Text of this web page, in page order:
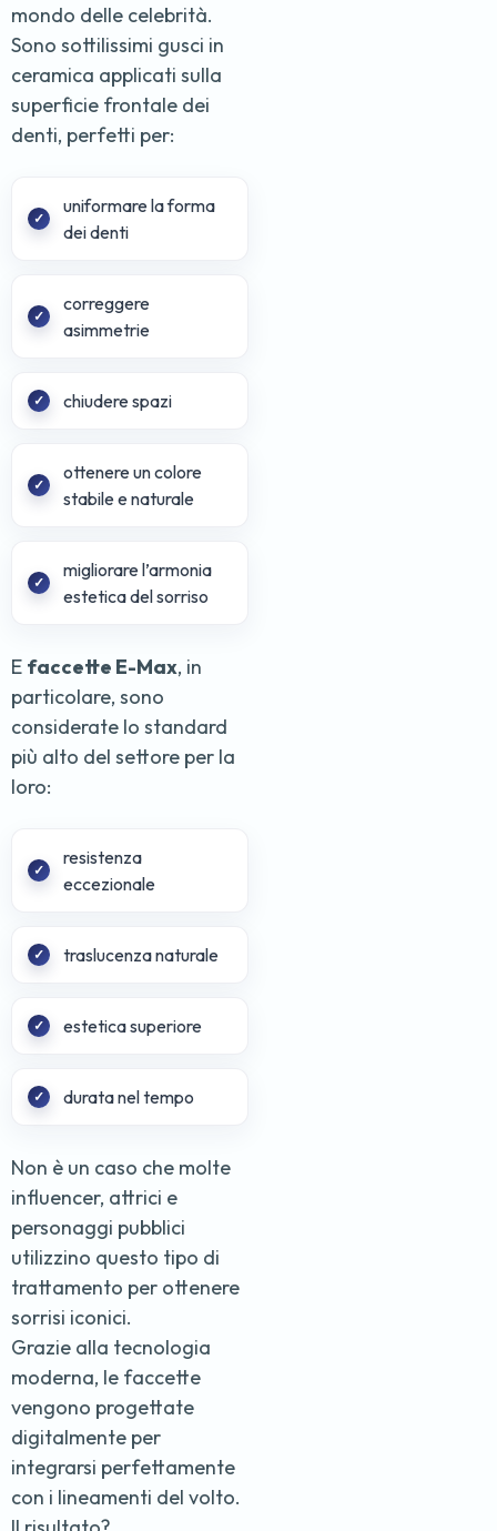
mondo delle celebrità.
Sono sottilissimi gusci in
ceramica applicati sulla
superficie frontale dei
denti, perfetti per:
uniformare la forma
dei denti
correggere
asimmetrie
chiudere spazi
ottenere un colore
stabile e naturale
migliorare l’armonia
estetica del sorriso
E faccette E-Max, in
particolare, sono
considerate lo standard
più alto del settore per la
loro:
resistenza
eccezionale
traslucenza naturale
estetica superiore
durata nel tempo
Non è un caso che molte
influencer, attrici e
personaggi pubblici
utilizzino questo tipo di
trattamento per ottenere
sorrisi iconici.
Grazie alla tecnologia
moderna, le faccette
vengono progettate
digitalmente per
integrarsi perfettamente
con i lineamenti del volto.